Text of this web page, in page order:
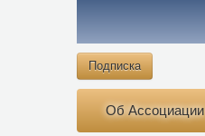
Подписка
Об Ассоциации